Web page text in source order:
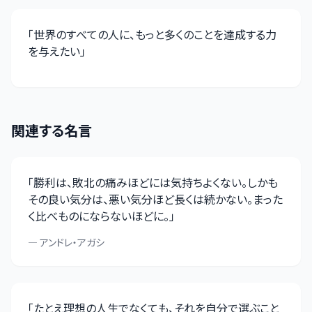
「世界のすべての人に、もっと多くのことを達成する力
を与えたい」
関連する名言
「勝利は、敗北の痛みほどには気持ちよくない。しかも
その良い気分は、悪い気分ほど長くは続かない。まった
く比べものにならないほどに。」
— アンドレ・アガシ
「たとえ理想の人生でなくても、それを自分で選ぶこと